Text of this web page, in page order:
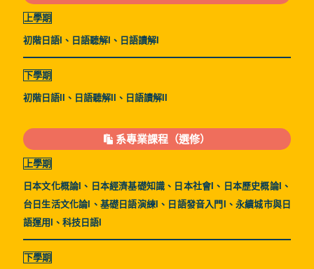
上學期
初階日語I、日語聽解I、日語讀解I
下學期
初階日語II、日語聽解II、日語讀解II
系專業課程（選修）
上學期
日本文化概論I、日本經濟基礎知識、日本社會I、日本歷史概論I、
台日生活文化論I、基礎日語演練I、日語發音入門I、永續城市與日
語運用I、科技日語I
下學期